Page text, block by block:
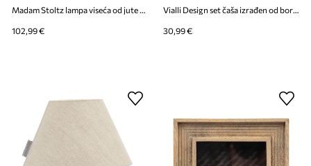
Madam Stoltz lampa viseća od jute 36 x 33 cm
102,99 €
Vialli Design set čaša izrađen od borosilikatnog stakla
30,99 €